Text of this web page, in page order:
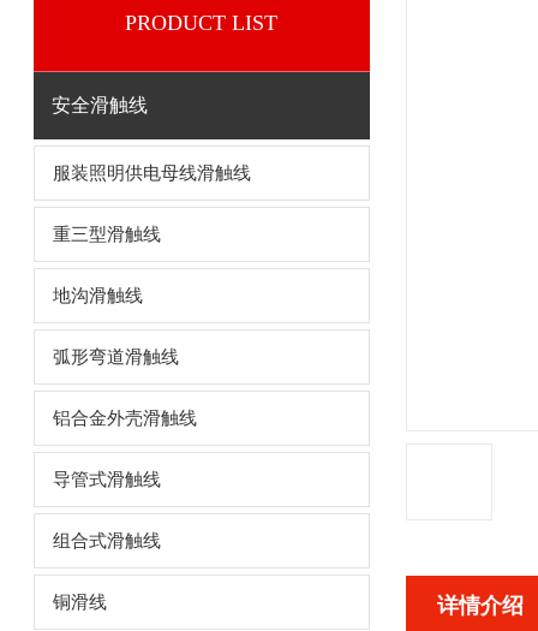
PRODUCT LIST
安全滑触线
服装照明供电母线滑触线
重三型滑触线
地沟滑触线
弧形弯道滑触线
铝合金外壳滑触线
导管式滑触线
组合式滑触线
铜滑线 详情介绍